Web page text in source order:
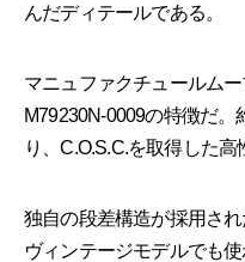
んだディテールである。
マニュファクチュールムー
M79230N-0009の特徴だ
り、C.O.S.C.を取得した高
独自の段差構造が採用さ
ヴィンテージモデルでも